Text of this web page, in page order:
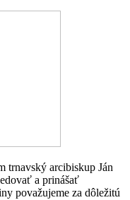
trnavský arcibiskup Ján
a prinášať
považujeme za dôležitú